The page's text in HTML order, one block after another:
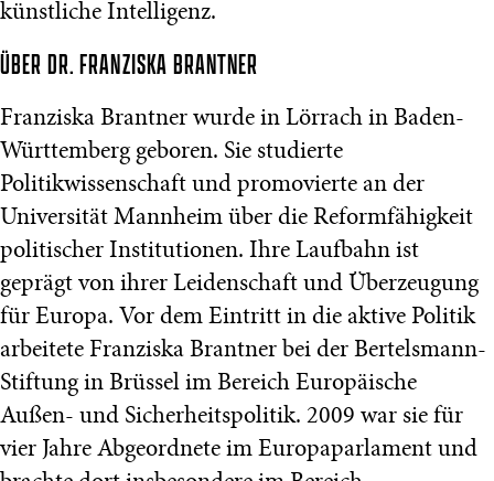
künstliche Intelligenz.
ÜBER DR. FRANZISKA BRANTNER
Franziska Brantner wurde in Lörrach in Baden-
Württemberg geboren. Sie studierte
Politikwissenschaft und promovierte an der
Universität Mannheim über die Reformfähigkeit
politischer Institutionen. Ihre Laufbahn ist
geprägt von ihrer Leidenschaft und Überzeugung
für Europa. Vor dem Eintritt in die aktive Politik
arbeitete Franziska Brantner bei der Bertelsmann-
Stiftung in Brüssel im Bereich Europäische
Außen- und Sicherheitspolitik. 2009 war sie für
vier Jahre Abgeordnete im Europaparlament und